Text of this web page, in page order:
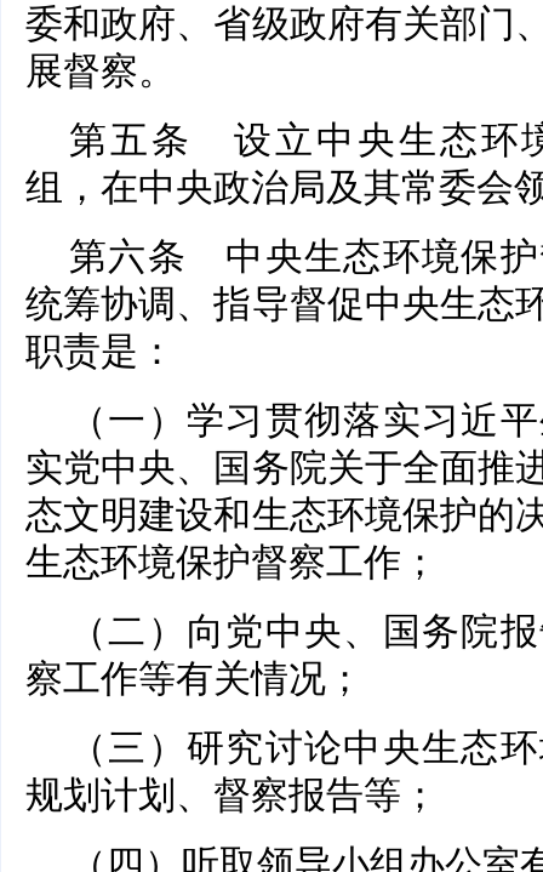
委和政府、省级政府有关部门
展督察。
第五条 设立中央生态环
组，在中央政治局及其常委会
第六条 中央生态环境保护
统筹协调、指导督促中央生态
职责是：
（一）学习贯彻落实习近
实党中央、国务院关于全面推
态文明建设和生态环境保护的
生态环境保护督察工作；
（二）向党中央、国务院
察工作等有关情况；
（三）研究讨论中央生态
规划计划、督察报告等；